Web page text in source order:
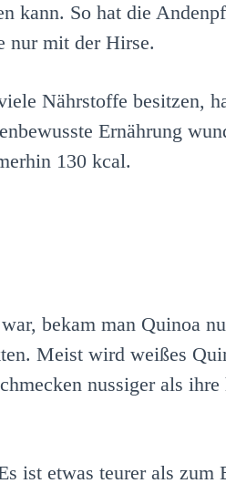
kann. So hat die
nur mit der Hirse.
Nährstoffe besitzen,
Ernährung
130 kcal.
bekam man Quinoa
Meist wird weißes
nussiger als ihre
ist etwas teurer als zum